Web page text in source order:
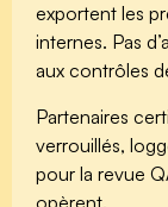
exportent les
internes. Pas
aux contrôles
Partenaires
verrouillés,
pour la revue
opèrent.